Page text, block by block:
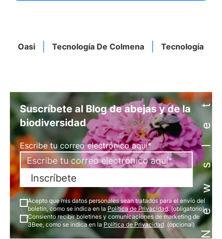
Oasi Tecnología De Colmena TecnologíaNewsletter
Suscríbete al Blog de abejas y de la
biodiversidad
Escribe tu correo electrónico aquí*
Inscríbete
Acepto que mis datos personales sean tratados para el envío del
boletín, como se indica en la Política de Privacidad. (obligatorio)
Consiento recibir boletines y comunicaciones de marketing de
3Bee, como se indica en la Política de Privacidad. (opcional)